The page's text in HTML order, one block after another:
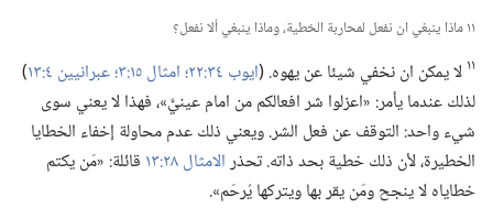
١١ ماذا ينبغي ان نفعل لمحاربة الخطية،‏ وماذا ينبغي ألا نفعل؟‏
١١ لا يمكن ان نخفي شيئا عن يهوه.‏ (‏ايوب ٣٤:‏٢٢؛‏ امثال ١٥:‏٣؛‏ عبرانيين ٤:‏١٣
‏)‏
لذلك عندما يأمر:‏ «اعزلوا شر افعالكم من امام عينيَّ»،‏ فهذا لا يعني سوى
شيء واحد:‏ التوقف عن فعل الشر.‏ ويعني ذلك عدم محاولة إخفاء الخطايا
الخطيرة،‏ لأن ذلك خطية بحد ذاته.‏ تحذرالامثال ٢٨:‏١٣
قائلة:‏ «مَن يكتم
خطاياه لا ينجح ومَن يقر بها ويتركها يُرحَم».‏